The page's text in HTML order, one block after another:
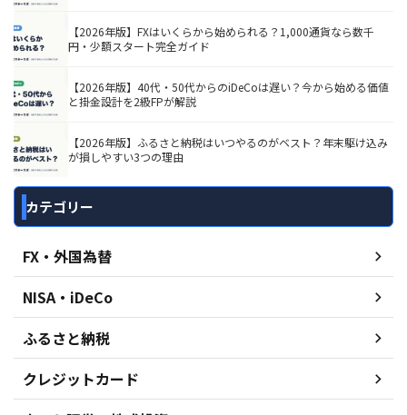
【2026年版】FXはいくらから始められる？1,000通貨なら数千
円・少額スタート完全ガイド
【2026年版】40代・50代からのiDeCoは遅い？今から始める価値
と掛金設計を2級FPが解説
【2026年版】ふるさと納税はいつやるのがベスト？年末駆け込み
が損しやすい3つの理由
カテゴリー
FX・外国為替
NISA・iDeCo
ふるさと納税
クレジットカード